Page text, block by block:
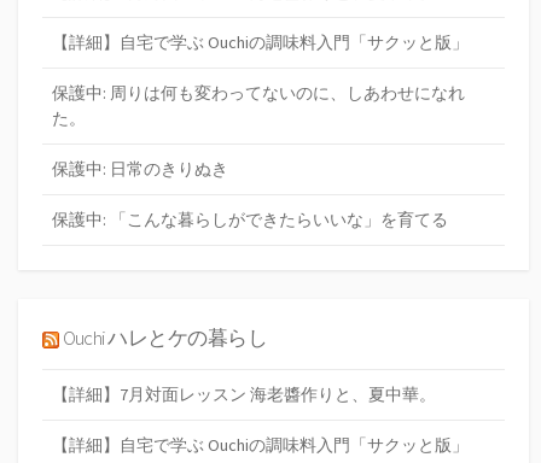
【詳細】自宅で学ぶ Ouchiの調味料入門「サクッと版」
保護中: 周りは何も変わってないのに、しあわせになれ
た。
保護中: 日常のきりぬき
保護中: 「こんな暮らしができたらいいな」を育てる
Ouchi ハレとケの暮らし
【詳細】7月対面レッスン 海老醬作りと、夏中華。
【詳細】自宅で学ぶ Ouchiの調味料入門「サクッと版」